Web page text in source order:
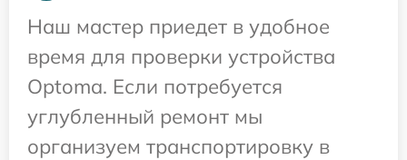
Наш мастер приедет в удобное
время для проверки устройства
Optoma. Если потребуется
углубленный ремонт мы
организуем транспортировку в